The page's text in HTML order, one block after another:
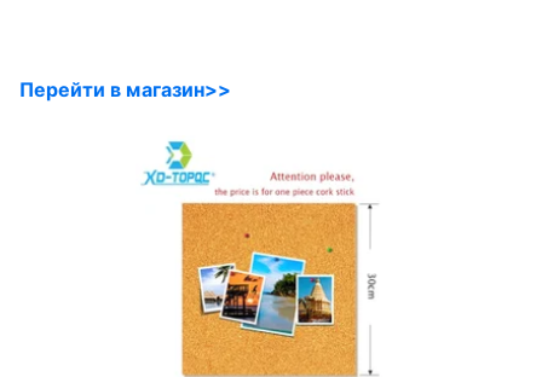
Перейти в магазин>>